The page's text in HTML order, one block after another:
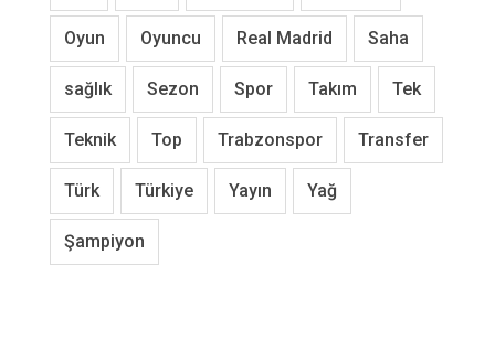
Oyun Oyuncu Real Madrid Saha
sağlık Sezon Spor Takım Tek
Teknik Top Trabzonspor Transfer
Türk Türkiye Yayın Yağ
Şampiyon